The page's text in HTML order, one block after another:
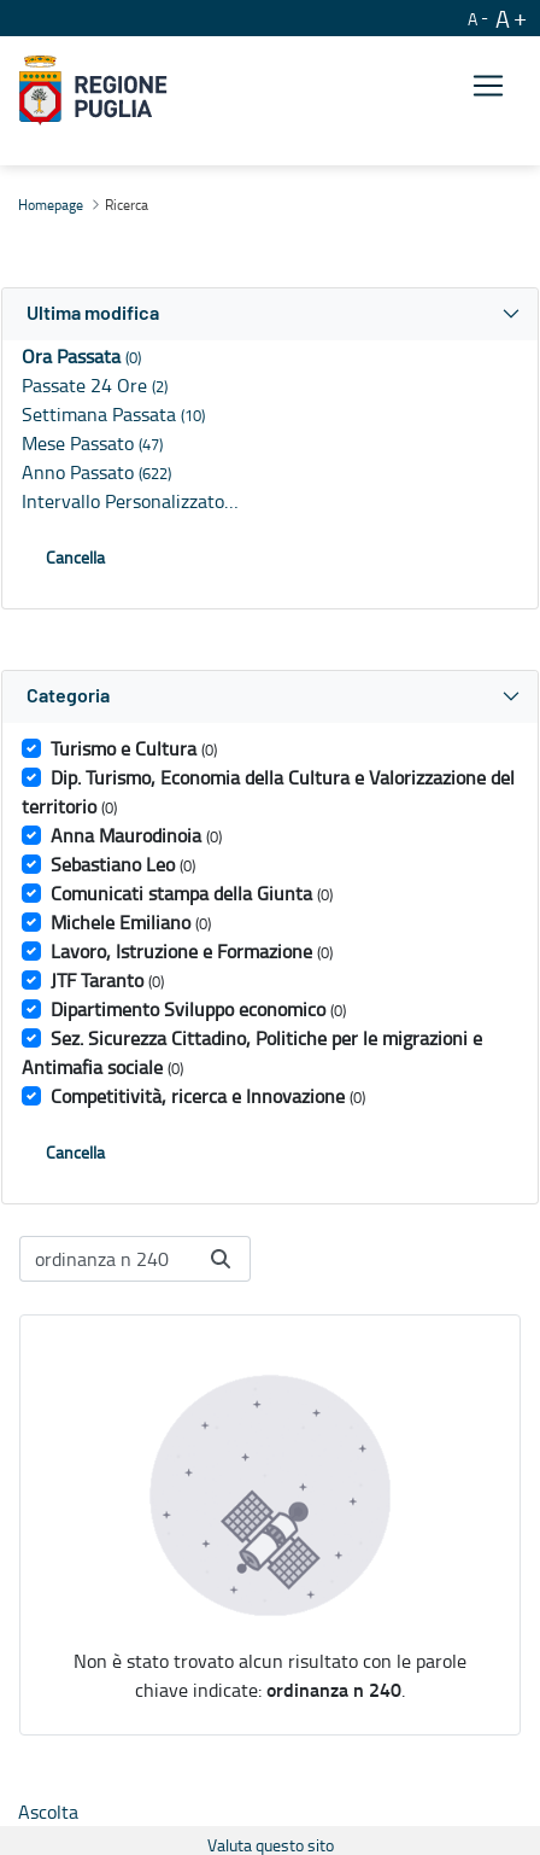
A A
Homepage Ricerca
Ultima modifica
Ora Passata(0)
Passate 24 Ore (2)
Settimana Passata (10)
Mese Passato (47)
Anno Passato (622)
Intervallo Personalizzato…
Cancella
Categoria
Turismo e Cultura (0)
Dip. Turismo, Economia della Cultura e Valorizzazione del
territorio (0)
Anna Maurodinoia (0)
Sebastiano Leo (0)
Comunicati stampa della Giunta (0)
Michele Emiliano (0)
Lavoro, Istruzione e Formazione (0)
JTF Taranto (0)
Dipartimento Sviluppo economico (0)
Sez. Sicurezza Cittadino, Politiche per le migrazioni e
Antimafia sociale (0)
Competitività, ricerca e Innovazione (0)
Cancella
Non è stato trovato alcun risultato con le parole
chiave indicate:ordinanza n 240.
Ascolta
Valuta questo sito